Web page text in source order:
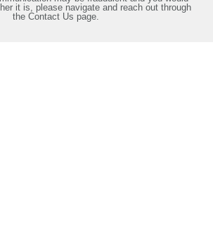
it is, please navigate and reach out through
the Contact Us page.